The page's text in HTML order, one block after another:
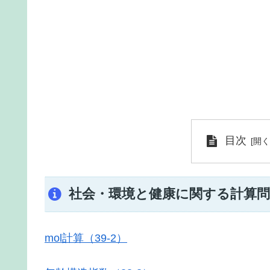
目次
社会・環境と健康に関する計算
mol計算（39-2）